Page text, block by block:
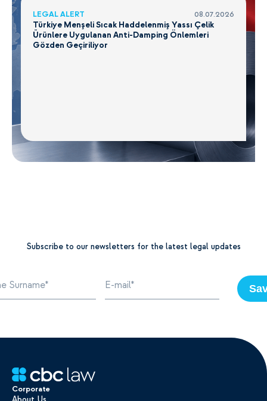
LEGAL ALERT 08.07.2026
Türkiye Menşeli Sıcak Haddelenmiş Yassı Çelik
Ürünlere Uygulanan Anti-Damping Önlemleri
Gözden Geçiriliyor
Subscribe to our newsletters for the latest legal updates
Corporate